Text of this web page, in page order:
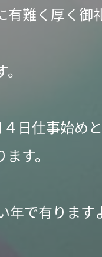
難く厚く御
日仕事始め
す。
年で有ります